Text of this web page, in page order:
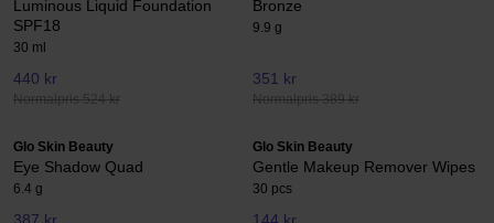
Luminous Liquid Foundation
SPF18
30 ml
440 kr
Normalpris 524 kr
Bronze
9.9 g
351 kr
Normalpris 389 kr
Glo Skin Beauty
Eye Shadow Quad
6.4 g
387 kr
Glo Skin Beauty
Gentle Makeup Remover Wipes
30 pcs
144 kr